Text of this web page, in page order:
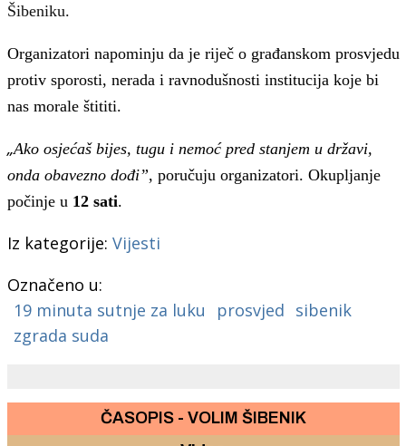
Šibeniku.
Organizatori napominju da je riječ o građanskom prosvjedu
protiv sporosti, nerada i ravnodušnosti institucija koje bi
nas morale štititi.
„Ako osjećaš bijes, tugu i nemoć pred stanjem u državi,
onda obavezno dođi”, poručuju organizatori. Okupljanje
počinje u 12 sati.
Iz kategorije: Vijesti
Označeno u:
19 minuta sutnje za luku
prosvjed sibenik
zgrada suda
ČASOPIS - VOLIM ŠIBENIK